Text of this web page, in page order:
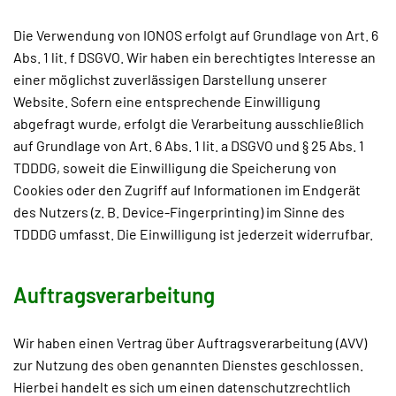
Die Verwendung von IONOS erfolgt auf Grundlage von Art. 6
Abs. 1 lit. f DSGVO. Wir haben ein berechtigtes Interesse an
einer möglichst zuverlässigen Darstellung unserer
Website. Sofern eine entsprechende Einwilligung
abgefragt wurde, erfolgt die Verarbeitung ausschließlich
auf Grundlage von Art. 6 Abs. 1 lit. a DSGVO und § 25 Abs. 1
TDDDG, soweit die Einwilligung die Speicherung von
Cookies oder den Zugriff auf Informationen im Endgerät
des Nutzers (z. B. Device-Fingerprinting) im Sinne des
TDDDG umfasst. Die Einwilligung ist jederzeit widerrufbar.
Auftragsverarbeitung
Wir haben einen Vertrag über Auftragsverarbeitung (AVV)
zur Nutzung des oben genannten Dienstes geschlossen.
Hierbei handelt es sich um einen datenschutzrechtlich